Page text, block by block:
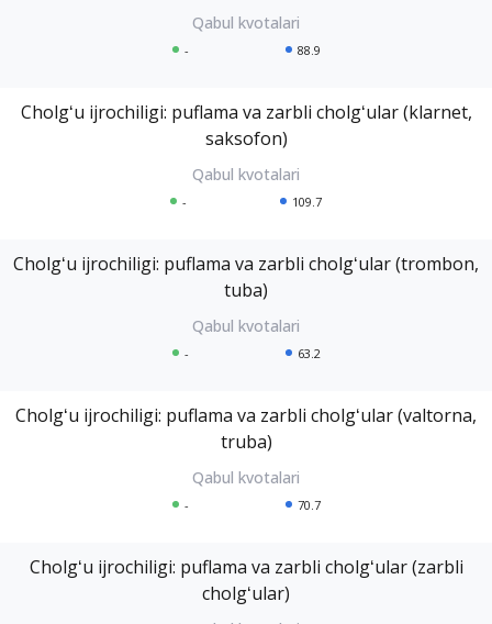
- 88.9
Cholgʻu ijrochiligi: puflama va zarbli cholgʻular (klarnet,
saksofon)
- 109.7
Cholgʻu ijrochiligi: puflama va zarbli cholgʻular (trombon,
tuba)
- 63.2
Cholgʻu ijrochiligi: puflama va zarbli cholgʻular (valtorna,
truba)
- 70.7
Cholgʻu ijrochiligi: puflama va zarbli cholgʻular (zarbli
cholgʻular)